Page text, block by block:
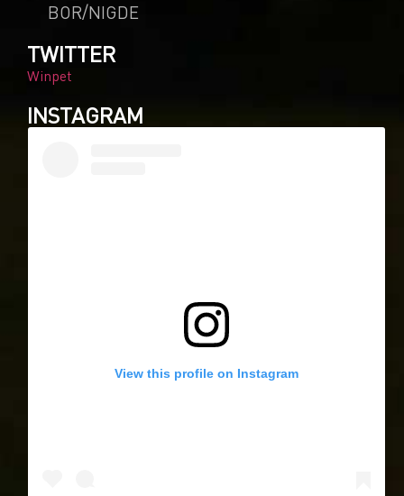
BOR/NIGDE
TWITTER
Winpet
INSTAGRAM
View this profile on Instagram